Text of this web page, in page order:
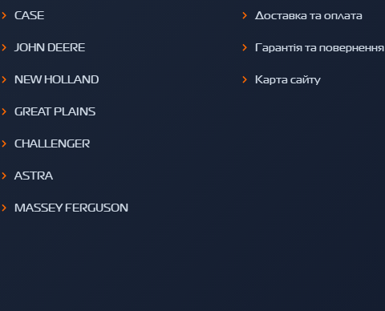
CASE
JOHN DEERE
NEW HOLLAND
GREAT PLAINS
CHALLENGER
ASTRA
MASSEY FERGUSON
Доставка та оплата
Гарантія та повернення
Карта сайту